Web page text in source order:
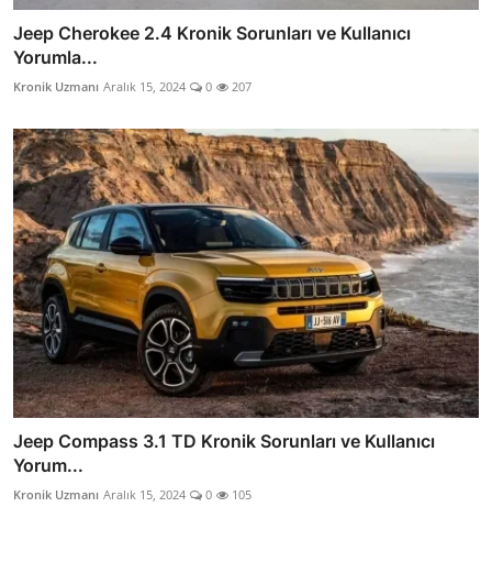
Jeep Cherokee 2.4 Kronik Sorunları ve Kullanıcı
Yorumla...
Kronik Uzmanı Aralık 15, 2024 0 207
Jeep Compass 3.1 TD Kronik Sorunları ve Kullanıcı
Yorum...
Kronik Uzmanı Aralık 15, 2024 0 105